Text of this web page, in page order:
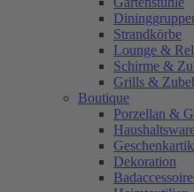
Strandkörbe
Lounge &
Schirme &
Grills &
Boutique
Porzellan &
Dekoration